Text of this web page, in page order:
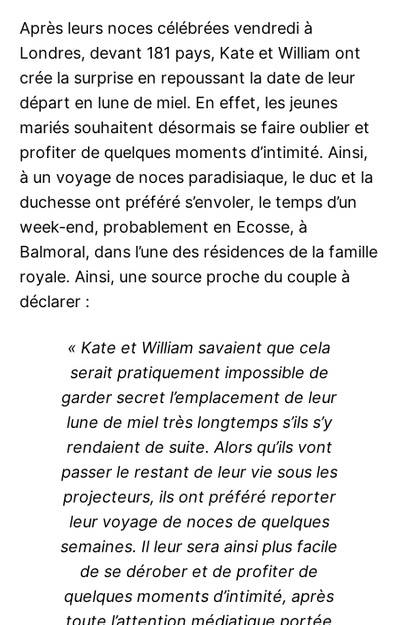
Après leurs noces célébrées vendredi à
Londres, devant 181 pays, Kate et William ont
crée la surprise en repoussant la date de leur
départ en lune de miel. En effet, les jeunes
mariés souhaitent désormais se faire oublier et
profiter de quelques moments d’intimité. Ainsi,
à un voyage de noces paradisiaque, le duc et la
duchesse ont préféré s’envoler, le temps d’un
week-end, probablement en Ecosse, à
Balmoral, dans l’une des résidences de la famille
royale. Ainsi, une source proche du couple à
déclarer :
« Kate et William savaient que cela
serait pratiquement impossible de
garder secret l’emplacement de leur
lune de miel très longtemps s’ils s’y
rendaient de suite. Alors qu’ils vont
passer le restant de leur vie sous les
projecteurs, ils ont préféré reporter
leur voyage de noces de quelques
semaines. Il leur sera ainsi plus facile
de se dérober et de profiter de
quelques moments d’intimité, après
toute l’attention médiatique portée